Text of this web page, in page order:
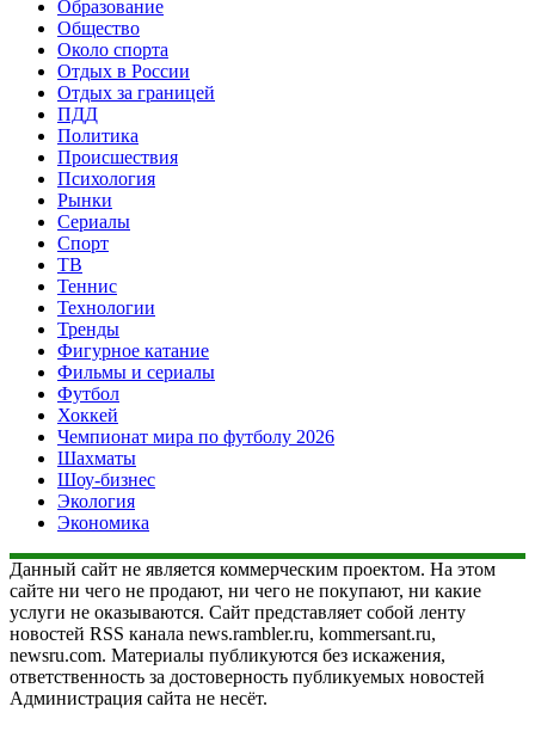
Образование
Общество
Около спорта
Отдых в России
Отдых за границей
ПДД
Политика
Происшествия
Психология
Рынки
Сериалы
Спорт
ТВ
Теннис
Технологии
Тренды
Фигурное катание
Фильмы и сериалы
Футбол
Хоккей
Чемпионат мира по футболу 2026
Шахматы
Шоу-бизнес
Экология
Экономика
Данный сайт не является коммерческим проектом. На этом
сайте ни чего не продают, ни чего не покупают, ни какие
услуги не оказываются. Сайт представляет собой ленту
новостей RSS канала news.rambler.ru, kommersant.ru,
newsru.com. Материалы публикуются без искажения,
ответственность за достоверность публикуемых новостей
Администрация сайта не несёт.